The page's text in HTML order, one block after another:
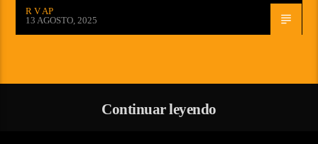
R V AP
13 AGOSTO, 2025
Continuar leyendo